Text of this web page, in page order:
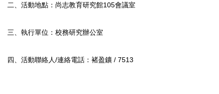
二、活動地點：尚志教育研究館105會議室
三、執行單位：校務研究辦公室
四、活動聯絡人/連絡電話：褚盈鑛 / 7513